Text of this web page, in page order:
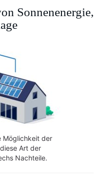
Sonnenenergie,
Möglichkeit der
Art der
Nachteile.